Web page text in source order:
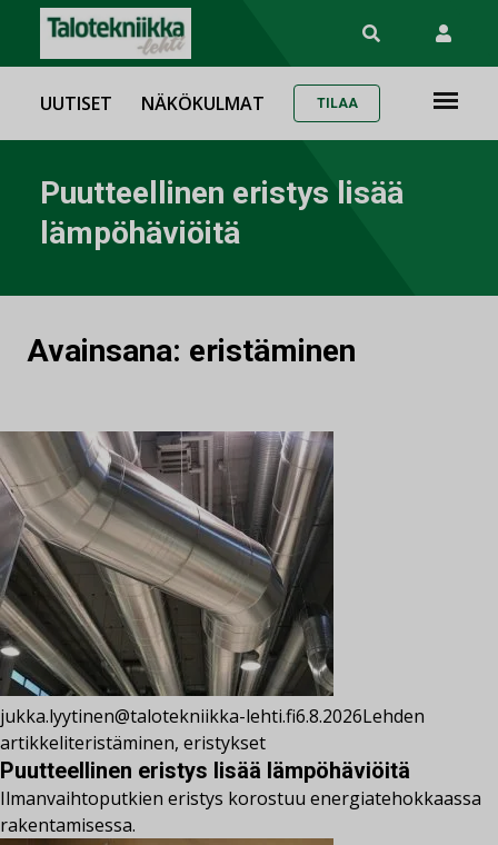
UUTISET NÄKÖKULMAT TILAA
Puutteellinen eristys lisää
lämpöhäviöitä
Avainsana: eristäminen
jukka.lyytinen@talotekniikka-lehti.fi6.8.2026Lehden
artikkeliteristäminen, eristykset
Puutteellinen eristys lisää lämpöhäviöitä
Ilmanvaihtoputkien eristys korostuu energiatehokkaassa
rakentamisessa.